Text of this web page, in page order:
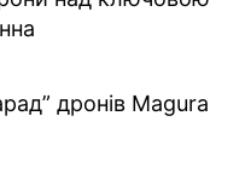
дронів Magura